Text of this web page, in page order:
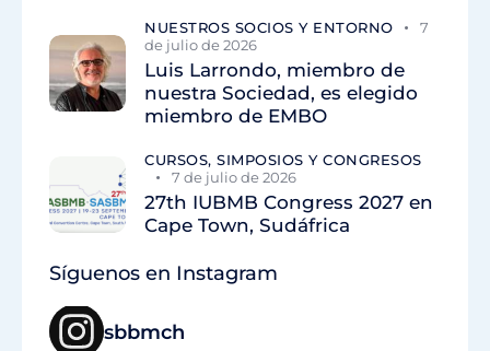
NUESTROS SOCIOS Y ENTORNO
7
de julio de 2026
Luis Larrondo, miembro de
nuestra Sociedad, es elegido
miembro de EMBO
CURSOS, SIMPOSIOS Y CONGRESOS
7 de julio de 2026
27th IUBMB Congress 2027 en
Cape Town, Sudáfrica
Síguenos en Instagram
sbbmch